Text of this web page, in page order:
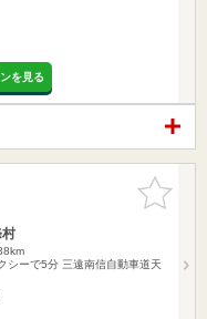
を見る
お気に入
りに追加
シーで5分 三遠南信自動車道天